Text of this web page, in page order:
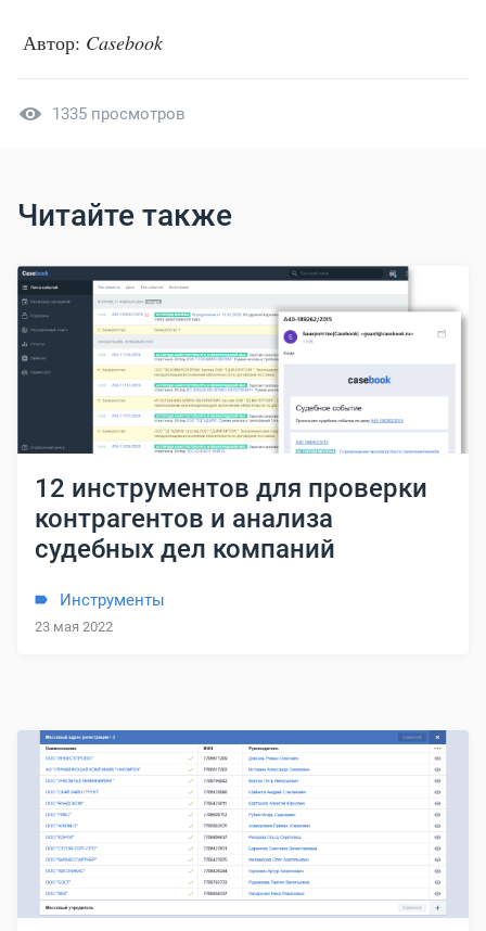
Автор: Casebook
1335 просмотров
Читайте также
12 инструментов для проверки
контрагентов и анализа
судебных дел компаний
Инструменты
23 мая 2022